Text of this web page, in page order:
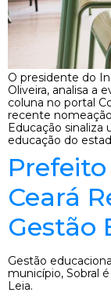
O presidente do
Oliveira, analisa a
coluna no portal
recente
Educação sinaliza
educação do
Ceará
Gestão
Gestão
município, Sobral
Leia.